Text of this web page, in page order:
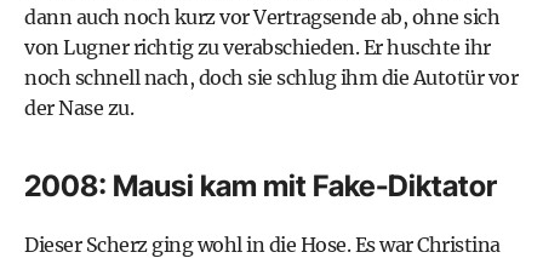
dann auch noch kurz vor Vertragsende ab, ohne sich
von Lugner richtig zu verabschieden. Er huschte ihr
noch schnell nach, doch sie schlug ihm die Autotür vor
der Nase zu.
2008: Mausi kam mit Fake-Diktator
Dieser Scherz ging wohl in die Hose. Es war Christina